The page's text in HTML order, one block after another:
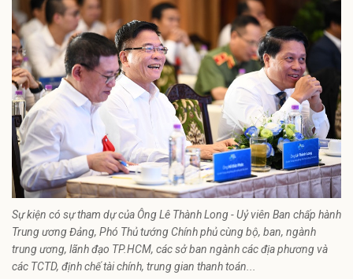
Sự kiện có sự tham dự của Ông Lê Thành Long - Uỷ viên Ban chấp hành
Trung ương Đảng, Phó Thủ tướng Chính phủ cùng bộ, ban, ngành
trung ương, lãnh đạo TP.HCM, các sở ban ngành các địa phương và
các TCTD, định chế tài chính, trung gian thanh toán...